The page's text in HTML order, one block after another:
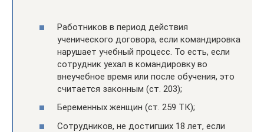
Работников в период действия
ученического договора, если командировка
нарушает учебный процесс. То есть, если
сотрудник уехал в командировку во
внеучебное время или после обучения, это
считается законным (ст. 203);
Беременных женщин (ст. 259 ТК);
Сотрудников, не достигших 18 лет, если